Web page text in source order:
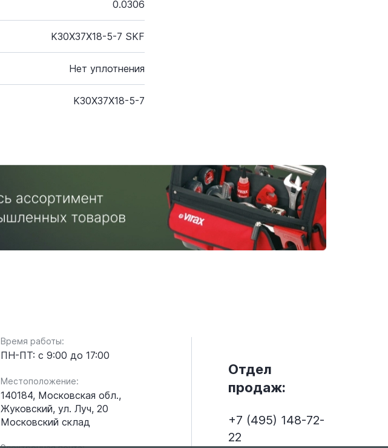
0.0306
K30X37X18-5-7 SKF
Нет уплотнения
K30X37X18-5-7
Время работы:
ПН-ПТ: с 9:00 до 17:00
Местоположение:
140184, Московская обл.,
Жуковский, ул. Луч, 20
Московский склад
Отдел
продаж:
+7 (495) 148-72-
22